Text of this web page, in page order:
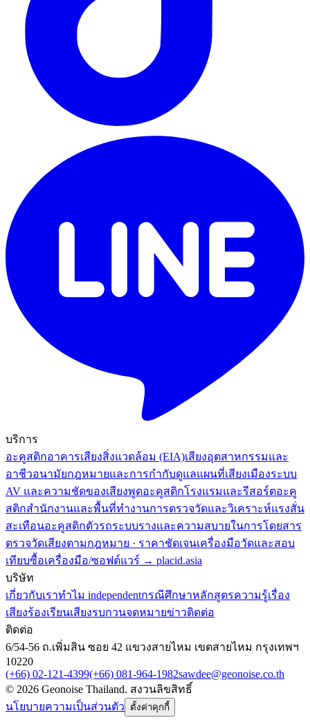
บริการ
อะคูสติกอาคารเสียงสิ่งแวดล้อม (EIA)เสียงอุตสาหกรรมและ
อาชีวอนามัยกฎหมายและการกำกับดูแลแผนที่เสียงเมืองระบบ
AV และความชัดของเสียงพูดอะคูสติกโรงแรมและรีสอร์ตอะคู
สติกสำนักงานและพื้นที่ทำงานการตรวจวัดและวิเคราะห์แรงสั่น
สะเทือนอะคูสติกตัวรถระบบรางและความสบายในการโดยสาร
ตรวจวัดเสียงตามกฎหมาย · ราคาชัดเจนเครื่องมือวัดและสอบ
เทียบซื้อเครื่องมือ/ซอฟต์แวร์ → placid.asia
บริษัท
เกี่ยวกับเราทำไม independentกรณีศึกษาหลักสูตรความรู้เรื่อง
เสียงร้องเรียนเสียงรบกวนจดหมายข่าวติดต่อ
ติดต่อ
6/54-56 ถ.เพิ่มสิน ซอย 42 แขวงสายไหม เขตสายไหม กรุงเทพฯ
10220
(+66) 02-121-4399(+66) 081-964-1982sawdee@geonoise.co.th
© 2026 Geonoise Thailand. สงวนลิขสิทธิ์
นโยบายความเป็นส่วนตัว
ตั้งค่าคุกกี้